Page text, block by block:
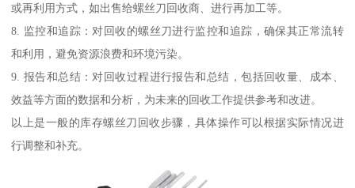
或再利用方式，如出售给螺丝刀回收商、进行再加工等。
8. 监控和追踪：对回收的螺丝刀进行监控和追踪，确保其正常流转
和利用，避免资源浪费和环境污染。
9. 报告和总结：对回收过程进行报告和总结，包括回收量、成本、
效益等方面的数据和分析，为未来的回收工作提供参考和改进。
以上是一般的库存螺丝刀回收步骤，具体操作可以根据实际情况进
行调整和补充。